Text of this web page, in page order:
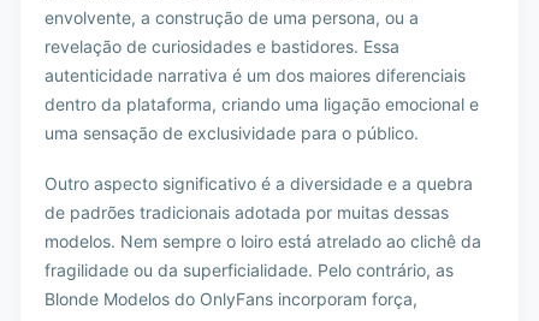
envolvente, a construção de uma persona, ou a
revelação de curiosidades e bastidores. Essa
autenticidade narrativa é um dos maiores diferenciais
dentro da plataforma, criando uma ligação emocional e
uma sensação de exclusividade para o público.
Outro aspecto significativo é a diversidade e a quebra
de padrões tradicionais adotada por muitas dessas
modelos. Nem sempre o loiro está atrelado ao clichê da
fragilidade ou da superficialidade. Pelo contrário, as
Blonde Modelos do OnlyFans incorporam força,